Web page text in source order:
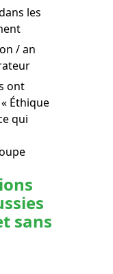
les
/ an
ont
Éthique
qui
sans